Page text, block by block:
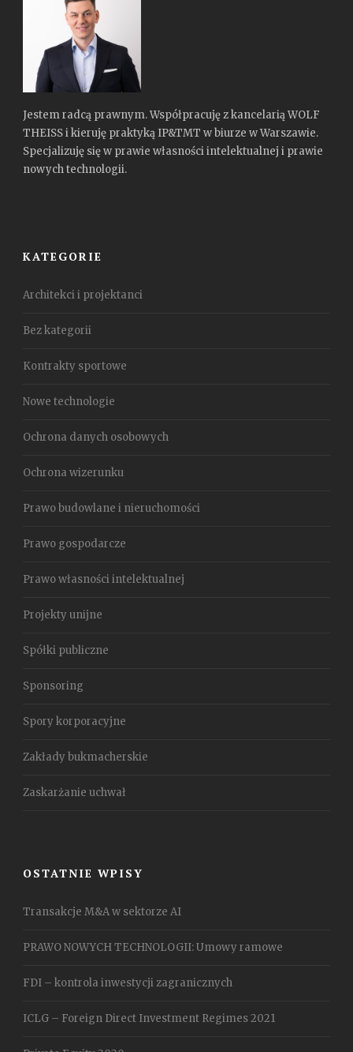
Jestem radcą prawnym. Współpracuję z kancelarią WOLF
THEISS i kieruję praktyką IP&TMT w biurze w Warszawie.
Specjalizuję się w prawie własności intelektualnej i prawie
nowych technologii.
KATEGORIE
Architekci i projektanci
Bez kategorii
Kontrakty sportowe
Nowe technologie
Ochrona danych osobowych
Ochrona wizerunku
Prawo budowlane i nieruchomości
Prawo gospodarcze
Prawo własności intelektualnej
Projekty unijne
Spółki publiczne
Sponsoring
Spory korporacyjne
Zakłady bukmacherskie
Zaskarżanie uchwał
OSTATNIE WPISY
Transakcje M&A w sektorze AI
PRAWO NOWYCH TECHNOLOGII: Umowy ramowe
FDI – kontrola inwestycji zagranicznych
ICLG – Foreign Direct Investment Regimes 2021